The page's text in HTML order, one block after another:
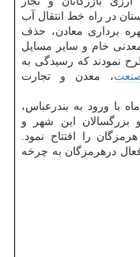
در راه خط انتقال آب
برداری معادن، حذف
خام و سایر مسایل
نمودند که رسیدگی به
، معدن و تجارت
عصر جمعه ۲۳ آبان ماه با ورود به بندرعباس،
این شهر و
را افتتاح نمود.
معدن غیرفعال درهرمزگان به چرخه